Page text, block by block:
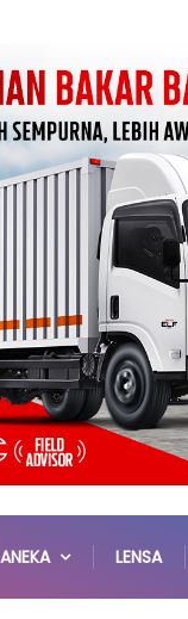
ANEKA LENSA